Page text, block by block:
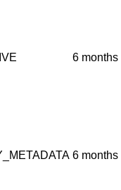
6 months
6 months